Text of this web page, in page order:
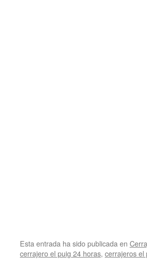
Esta entrada ha sido publicada en
cerrajero el puig 24 horas, cerrajeros el